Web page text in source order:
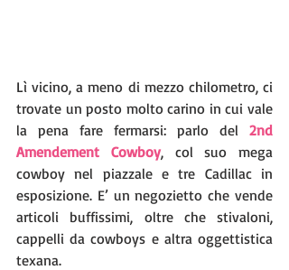
Lì vicino, a meno di mezzo chilometro, ci
trovate un posto molto carino in cui vale
la pena fare fermarsi: parlo del 2nd
Amendement Cowboy, col suo mega
cowboy nel piazzale e tre Cadillac in
esposizione. E’ un negozietto che vende
articoli buffissimi, oltre che stivaloni,
cappelli da cowboys e altra oggettistica
texana.